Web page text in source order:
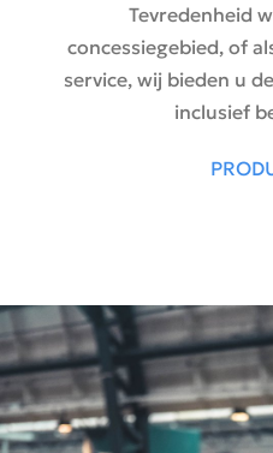
Tevredenheid
concessiegebied, of
service, wij bieden u
inclusief